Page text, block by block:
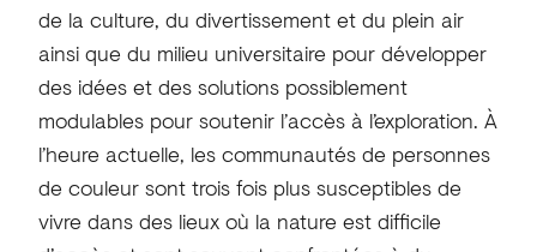
de la culture, du divertissement et du plein air
ainsi que du milieu universitaire pour développer
des idées et des solutions possiblement
modulables pour soutenir l’accès à l’exploration. À
l’heure actuelle, les communautés de personnes
de couleur sont trois fois plus susceptibles de
vivre dans des lieux où la nature est difficile